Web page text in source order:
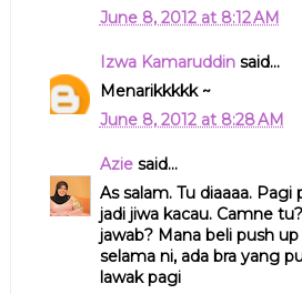
June 8, 2012 at 8:12 AM
Izwa Kamaruddinsaid...
Menarikkkkk ~
June 8, 2012 at 8:28 AM
Aziesaid...
As salam. Tu diaaaa.
jadi jiwa kacau. Camne
jawab? Mana beli push
selama ni, ada bra yang
lawak pagi